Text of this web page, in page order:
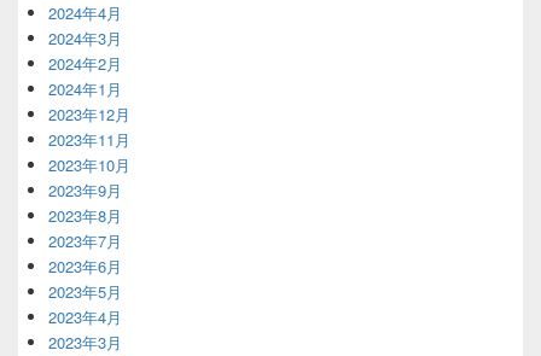
2024年4月
2024年3月
2024年2月
2024年1月
2023年12月
2023年11月
2023年10月
2023年9月
2023年8月
2023年7月
2023年6月
2023年5月
2023年4月
2023年3月